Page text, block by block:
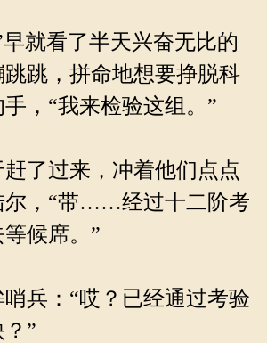
就看了半天兴奋无比的
跳，拼命地想要挣脱科
，“我来检验这组。”
了过来，冲着他们点点
尔，“带……经过十二阶考
候席。”
兵：“哎？已经通过考验
”